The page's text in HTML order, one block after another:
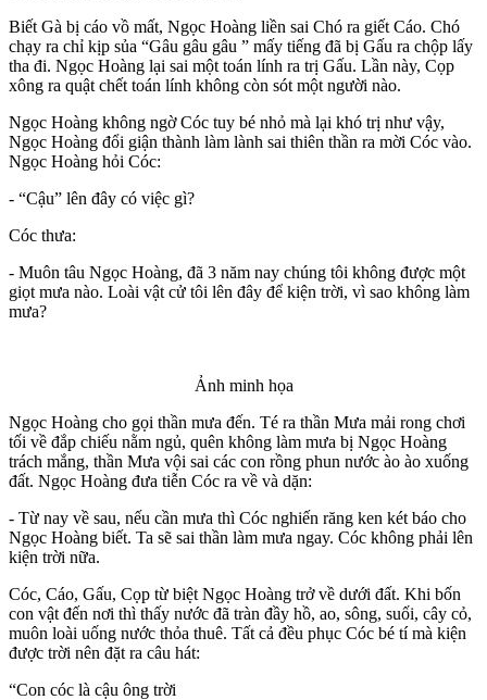
Biết Gà bị cáo vồ mất, Ngọc Hoàng liền sai Chó ra giết Cáo. Chó
chạy ra chỉ kịp sủa “Gâu gâu gâu ” mấy tiếng đã bị Gấu ra chộp lấy
tha đi. Ngọc Hoàng lại sai một toán lính ra trị Gấu. Lần này, Cọp
xông ra quật chết toán lính không còn sót một người nào.
Ngọc Hoàng không ngờ Cóc tuy bé nhỏ mà lại khó trị như vậy,
Ngọc Hoàng đổi giận thành làm lành sai thiên thần ra mời Cóc vào.
Ngọc Hoàng hỏi Cóc:
- “Cậu” lên đây có việc gì?
Cóc thưa:
- Muôn tâu Ngọc Hoàng, đã 3 năm nay chúng tôi không được một
giọt mưa nào. Loài vật cử tôi lên đây để kiện trời, vì sao không làm
mưa?
Ảnh minh họa
Ngọc Hoàng cho gọi thần mưa đến. Té ra thần Mưa mải rong chơi
tối về đắp chiếu nằm ngủ, quên không làm mưa bị Ngọc Hoàng
trách mắng, thần Mưa vội sai các con rồng phun nước ào ào xuống
đất. Ngọc Hoàng đưa tiễn Cóc ra về và dặn:
- Từ nay về sau, nếu cần mưa thì Cóc nghiến răng ken két báo cho
Ngọc Hoàng biết. Ta sẽ sai thần làm mưa ngay. Cóc không phải lên
kiện trời nữa.
Cóc, Cáo, Gấu, Cọp từ biệt Ngọc Hoàng trở về dưới đất. Khi bốn
con vật đến nơi thì thấy nước đã tràn đầy hồ, ao, sông, suối, cây cỏ,
muôn loài uống nước thỏa thuê. Tất cả đều phục Cóc bé tí mà kiện
được trời nên đặt ra câu hát:
“Con cóc là cậu ông trời